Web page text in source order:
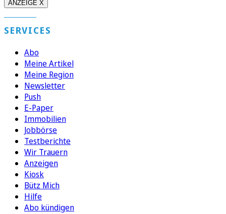
ANZEIGE X
SERVICES
Abo
Meine Artikel
Meine Region
Newsletter
Push
E-Paper
Immobilien
Jobbörse
Testberichte
Wir Trauern
Anzeigen
Kiosk
Bütz Mich
Hilfe
Abo kündigen